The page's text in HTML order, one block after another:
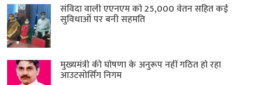
संविदा वाली एएनएम को 25,000 वेतन सहित कई
सुविधाओं पर बनी सहमति
मुख्यमंत्री की घोषणा के अनुरूप नहीं गठित हो रहा
आउटसोर्सिंग निगम